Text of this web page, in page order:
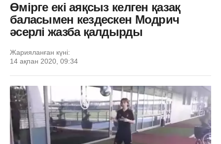
Өмірге екі аяқсыз келген қазақ
баласымен кездескен Модрич
әсерлі жазба қалдырды
Жарияланған күні:
14 ақпан 2020, 09:34